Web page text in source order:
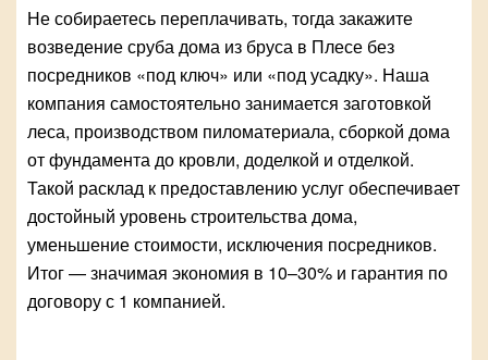
Не собираетесь переплачивать, тогда закажите
возведение сруба дома из бруса в Плесе без
посредников «под ключ» или «под усадку». Наша
компания самостоятельно занимается заготовкой
леса, производством пиломатериала, сборкой дома
от фундамента до кровли, доделкой и отделкой.
Такой расклад к предоставлению услуг обеспечивает
достойный уровень строительства дома,
уменьшение стоимости, исключения посредников.
Итог — значимая экономия в 10–30% и гарантия по
договору с 1 компанией.